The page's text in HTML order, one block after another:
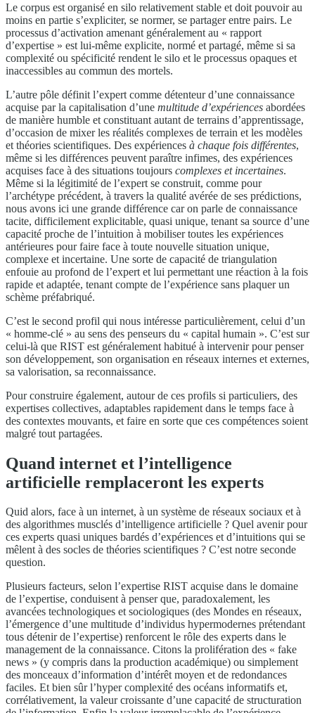
Le corpus est organisé en silo relativement stable et doit pouvoir au
moins en partie s’expliciter, se normer, se partager entre pairs. Le
processus d’activation amenant généralement au « rapport
d’expertise » est lui-même explicite, normé et partagé, même si sa
complexité ou spécificité rendent le silo et le processus opaques et
inaccessibles au commun des mortels.
L’autre pôle définit l’expert comme détenteur d’une connaissance
acquise par la capitalisation d’une multitude d’expériences abordées
de manière humble et constituant autant de terrains d’apprentissage,
d’occasion de mixer les réalités complexes de terrain et les modèles
et théories scientifiques. Des expériences à chaque fois différentes,
même si les différences peuvent paraître infimes, des expériences
acquises face à des situations toujours complexes et incertaines.
Même si la légitimité de l’expert se construit, comme pour
l’archétype précédent, à travers la qualité avérée de ses prédictions,
nous avons ici une grande différence car on parle de connaissance
tacite, difficilement explicitable, quasi unique, tenant sa source d’une
capacité proche de l’intuition à mobiliser toutes les expériences
antérieures pour faire face à toute nouvelle situation unique,
complexe et incertaine. Une sorte de capacité de triangulation
enfouie au profond de l’expert et lui permettant une réaction à la fois
rapide et adaptée, tenant compte de l’expérience sans plaquer un
schème préfabriqué.
C’est le second profil qui nous intéresse particulièrement, celui d’un
« homme-clé » au sens des penseurs du « capital humain ». C’est sur
celui-là que RIST est généralement habitué à intervenir pour penser
son développement, son organisation en réseaux internes et externes,
sa valorisation, sa reconnaissance.
Pour construire également, autour de ces profils si particuliers, des
expertises collectives, adaptables rapidement dans le temps face à
des contextes mouvants, et faire en sorte que ces compétences soient
malgré tout partagées.
Quand internet et l’intelligence
artificielle remplaceront les experts
Quid alors, face à un internet, à un système de réseaux sociaux et à
des algorithmes musclés d’intelligence artificielle ? Quel avenir pour
ces experts quasi uniques bardés d’expériences et d’intuitions qui se
mêlent à des socles de théories scientifiques ? C’est notre seconde
question.
Plusieurs facteurs, selon l’expertise RIST acquise dans le domaine
de l’expertise, conduisent à penser que, paradoxalement, les
avancées technologiques et sociologiques (des Mondes en réseaux,
l’émergence d’une multitude d’individus hypermodernes prétendant
tous détenir de l’expertise) renforcent le rôle des experts dans le
management de la connaissance. Citons la prolifération des « fake
news » (y compris dans la production académique) ou simplement
des monceaux d’information d’intérêt moyen et de redondances
faciles. Et bien sûr l’hyper complexité des océans informatifs et,
corrélativement, la valeur croissante d’une capacité de structuration